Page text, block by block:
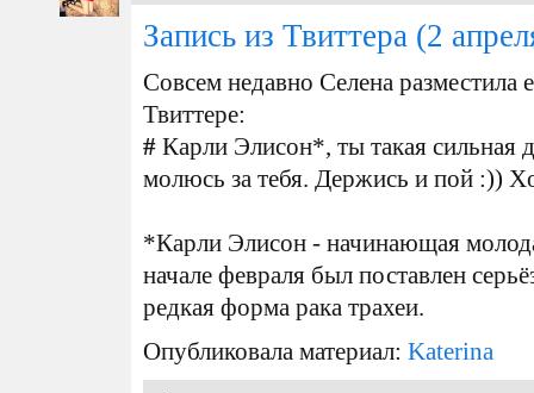
Запись из Твиттера (2
Совсем недавно Селена разместила
Твиттере:
# Карли Элисон*, ты такая
молюсь за тебя. Держись и пой :))
*Карли Элисон - начинающая
начале февраля был поставлен
редкая форма рака трахеи.
Опубликовала материал: Katerina